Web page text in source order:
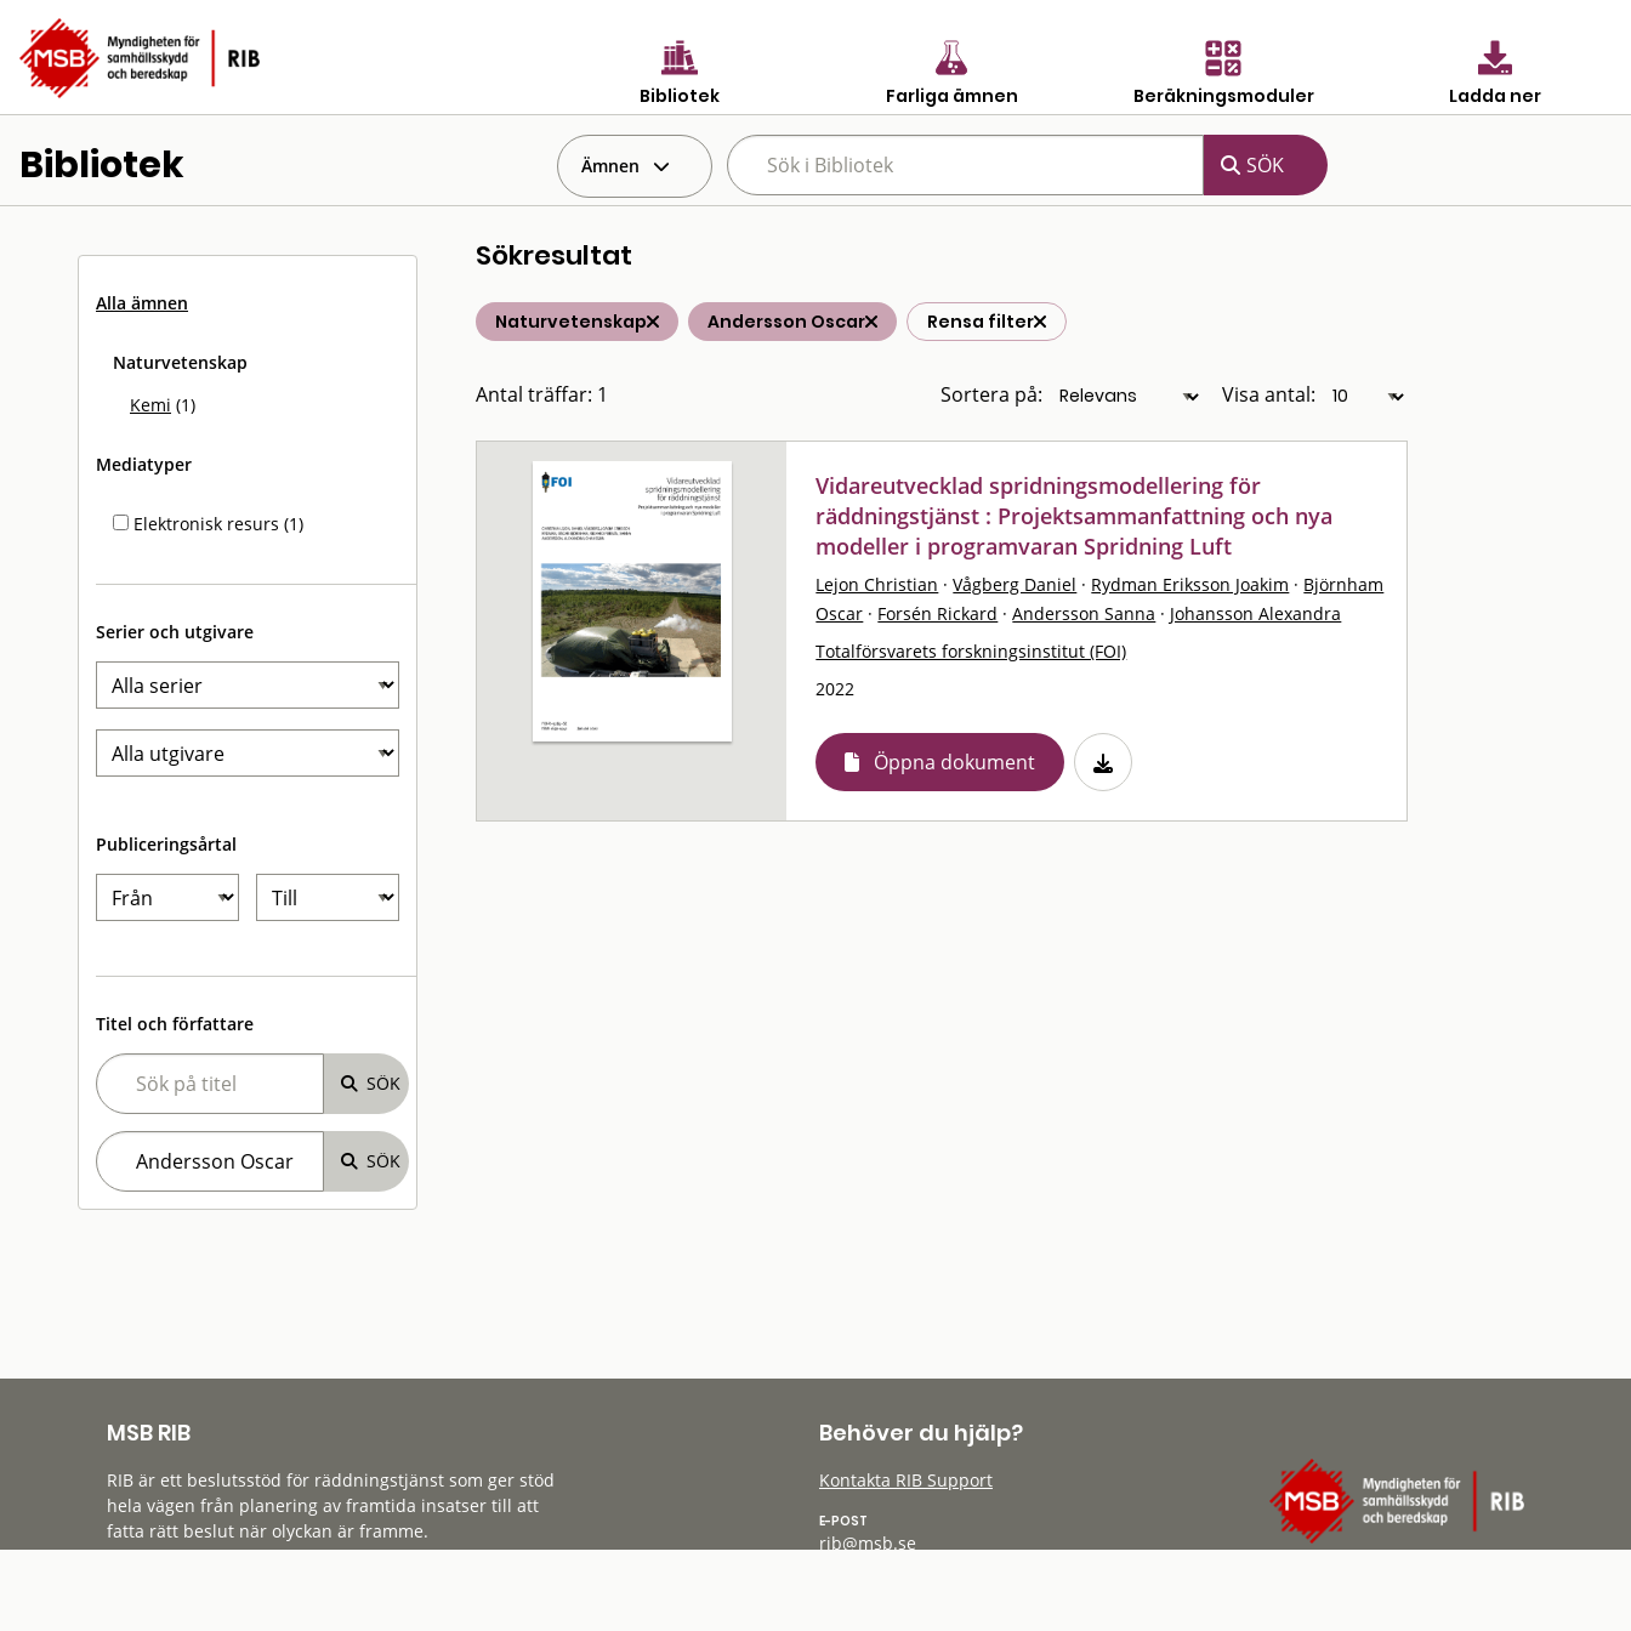
Bibliotek Farliga ämnen Beräkningsmoduler Ladda ner
Bibliotek Ämnen
Alla ämnen
Naturvetenskap
Kemi (1)
Mediatyper
Elektronisk resurs (1)
Serier och utgivare
Publiceringsårtal
Titel och författare
Sökresultat
Naturvetenskap Andersson Oscar Rensa filter
Antal träffar: 1 Sortera på: Visa antal:
Vidareutvecklad spridningsmodellering för
räddningstjänst : Projektsammanfattning och nya
modeller i programvaran Spridning Luft
Lejon Christian · Vågberg Daniel · Rydman Eriksson Joakim · Björnham
Oscar · Forsén Rickard · Andersson Sanna · Johansson Alexandra
Totalförsvarets forskningsinstitut (FOI)
2022
Öppna dokument
MSB RIB
RIB är ett beslutsstöd för räddningstjänst som ger stöd
hela vägen från planering av framtida insatser till att
fatta rätt beslut när olyckan är framme.
Behöver du hjälp?
Kontakta RIB Support
E-POST
rib@msb.se